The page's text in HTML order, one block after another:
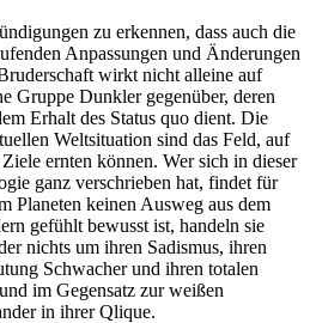
zu erkennen, dass auch die
Anpassungen und Änderungen
wirkt nicht alleine auf
Gruppe Dunkler gegenüber, deren
Erhalt des Status quo dient. Die
Weltsituation sind das Feld, auf
ernten können. Wer sich in dieser
ganz verschrieben hat, findet für
Planeten keinen Ausweg aus dem
gefühlt bewusst ist, handeln sie
nichts um ihren Sadismus, ihren
Schwacher und ihren totalen
im Gegensatz zur weißen
in ihrer Qlique.